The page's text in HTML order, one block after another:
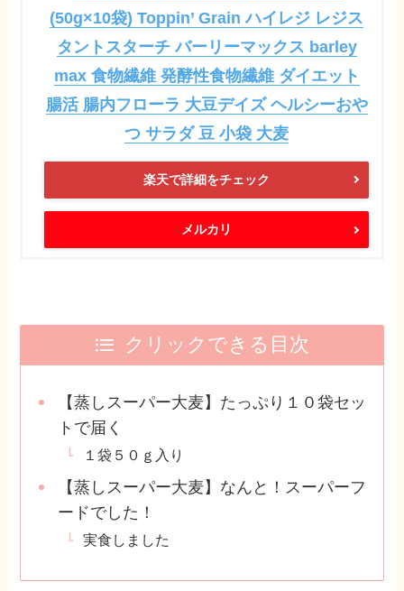
(50g×10袋) Toppin’ Grain ハイレジ レジス
タントスターチ バーリーマックス barley
max 食物繊維 発酵性食物繊維 ダイエット
腸活 腸内フローラ 大豆デイズ ヘルシーおや
つ サラダ 豆 小袋 大麦
楽天で詳細をチェック
メルカリ
クリックできる目次
【蒸しスーパー大麦】たっぷり１０袋セッ
トで届く
１袋５０ｇ入り
【蒸しスーパー大麦】なんと！スーパーフ
ードでした！
実食しました